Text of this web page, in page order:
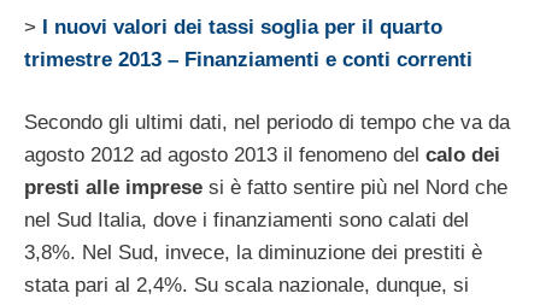
> I nuovi valori dei tassi soglia per il quarto
trimestre 2013 – Finanziamenti e conti correnti
Secondo gli ultimi dati, nel periodo di tempo che va da
agosto 2012 ad agosto 2013 il fenomeno del calo dei
presti alle imprese si è fatto sentire più nel Nord che
nel Sud Italia, dove i finanziamenti sono calati del
3,8%. Nel Sud, invece, la diminuzione dei prestiti è
stata pari al 2,4%. Su scala nazionale, dunque, si